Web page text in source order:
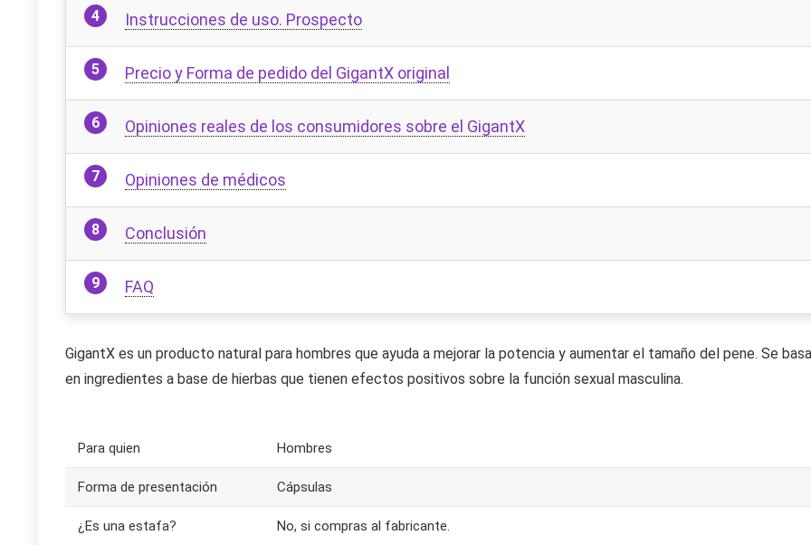
Instrucciones de uso. Prospecto
Precio y Forma de pedido del GigantX original
Opiniones reales de los consumidores sobre el GigantX
Opiniones de médicos
Conclusión
FAQ
GigantX es un producto natural para hombres que ayuda a mejorar la potencia y aumentar el tamaño del pene. Se basa
en ingredientes a base de hierbas que tienen efectos positivos sobre la función sexual masculina.
Para quien Hombres
Forma de presentación Cápsulas
¿Es una estafa? No, si compras al fabricante.